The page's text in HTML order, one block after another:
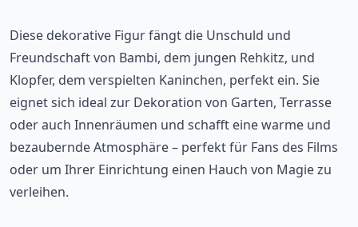
Diese dekorative Figur fängt die Unschuld und
Freundschaft von Bambi, dem jungen Rehkitz, und
Klopfer, dem verspielten Kaninchen, perfekt ein. Sie
eignet sich ideal zur Dekoration von Garten, Terrasse
oder auch Innenräumen und schafft eine warme und
bezaubernde Atmosphäre – perfekt für Fans des Films
oder um Ihrer Einrichtung einen Hauch von Magie zu
verleihen.